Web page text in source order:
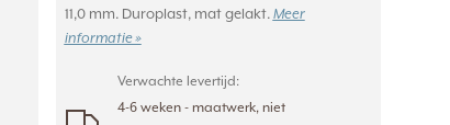
11,0 mm. Duroplast, mat gelakt. Meer
informatie »
Verwachte levertijd:
4-6 weken - maatwerk, niet